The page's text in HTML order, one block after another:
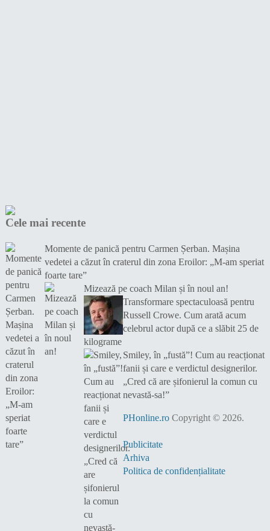
Cele mai recente
Momente de panică pentru Carmen Șerban. Mașina
vedetei a căzut în craterul din zona Eroilor: „M-am speriat
foarte tare”
Mizează pe coach Milan și în noul an!
Transformare spectaculoasă pentru
Russell Crowe. Cum arată acum
celebrul actor după ce a slăbit 25 de
kilograme
Smiley, în „fustă”! Cum au reacționat
fanii și care e verdictul designerilor.
„Cred că are șifonierul la comun cu
nevastă-sa!”
PHonline.roCopyright © 2026.
Publicitate
Arhiva
Politica de confidențialitate